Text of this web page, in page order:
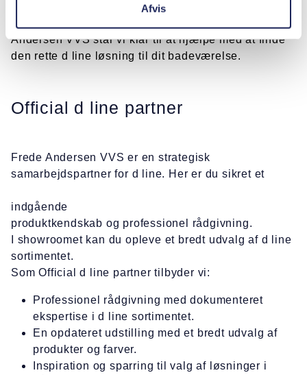
Afvis
bruseløsninger, så der kan skabes en løsning, der
passer præcist til rummets stil og behov. Hos Frede
Andersen VVS står vi klar til at hjælpe med at finde
den rette d line løsning til dit badeværelse.
Official d line partner
Frede Andersen VVS er en strategisk
samarbejdspartner for d line. Her er du sikret et
indgående
produktkendskab og professionel rådgivning.
I showroomet kan du opleve et bredt udvalg af d line
sortimentet.
Som Official d line partner tilbyder vi:
Professionel rådgivning med dokumenteret
ekspertise i d line sortimentet.
En opdateret udstilling med et bredt udvalg af
produkter og farver.
Inspiration og sparring til valg af løsninger i